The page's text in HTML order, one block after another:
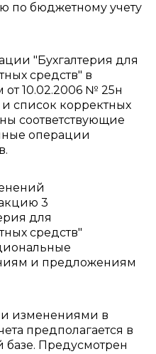
по бюджетному учету
"Бухгалтерия для
средств" в
от 10.02.2006 № 25н
список корректных
соответствующие
операции
3
для
средств"
и предложениям
изменениями в
предполагается в
Предусмотрен